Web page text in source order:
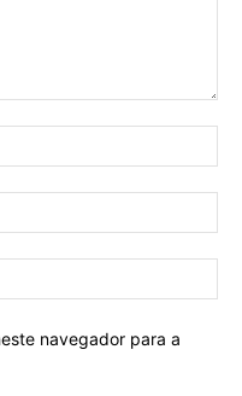
navegador para a